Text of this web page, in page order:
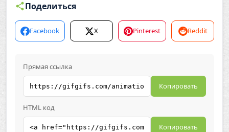
Поделиться
Facebook X Pinterest Reddit
Прямая ссылка
Копировать
HTML код
Копировать